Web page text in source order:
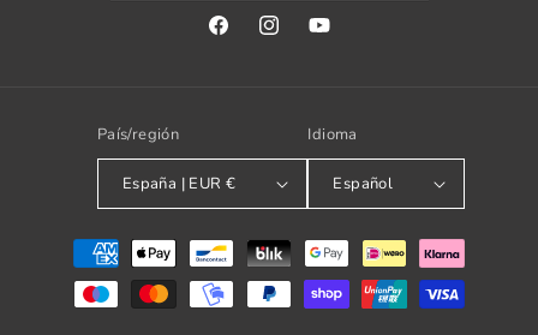
FacebookInstagramYouTube
País/región
España | EUR €
Idioma
Español
Formas
pago